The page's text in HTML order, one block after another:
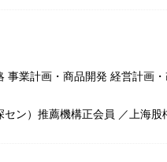
事業計画・商品開発 経営計画
ン）推薦機構正会員 ／上海股